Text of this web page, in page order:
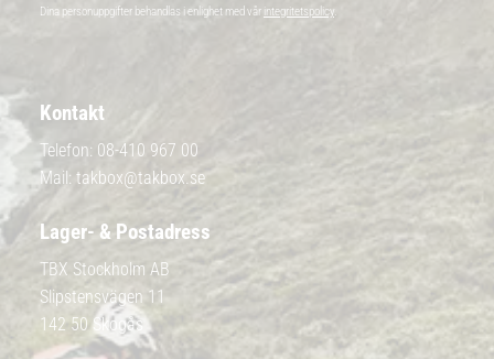
Dina personuppgifter behandlas i enlighet med vår integritetspolicy
Kontakt
Telefon: 08-410 967 00
Mail: takbox@takbox.se
Lager- & Postadress
TBX Stockholm AB
Slipstensvägen 11
142 50 Skogås